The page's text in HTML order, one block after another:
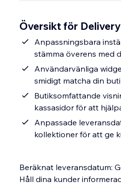
Översikt för
Anpassningsbara
stämma överens med
Användarvänliga
smidigt matcha din
Butiksomfattande
kassasidor för att
Anpassade
kollektioner för att ge
Beräknat leveransdatum:
Håll dina kunder